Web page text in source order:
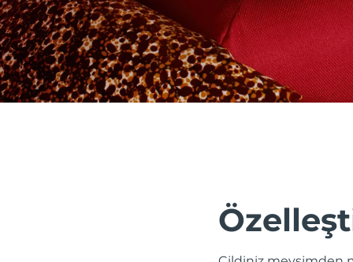
FAQ™ Dual LED Panel
POPÜLER